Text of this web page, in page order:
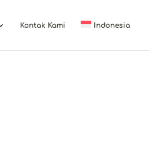
Kontak Kami Indonesia